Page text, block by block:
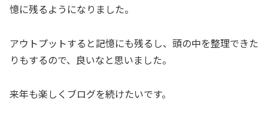
憶に残るようになりました。
アウトプットすると記憶にも残るし、頭の中を整理できた
りもするので、良いなと思いました。
来年も楽しくブログを続けたいです。